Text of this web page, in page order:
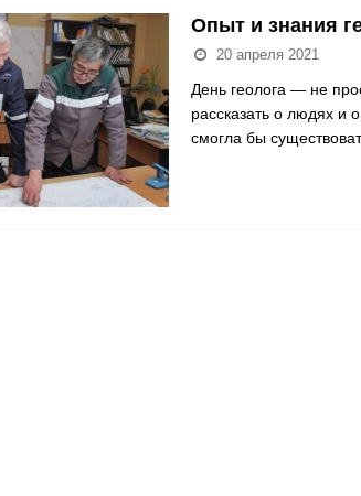
Опыт и знания
20 апреля 2021
День геолога — не
рассказать о людях и
смогла бы